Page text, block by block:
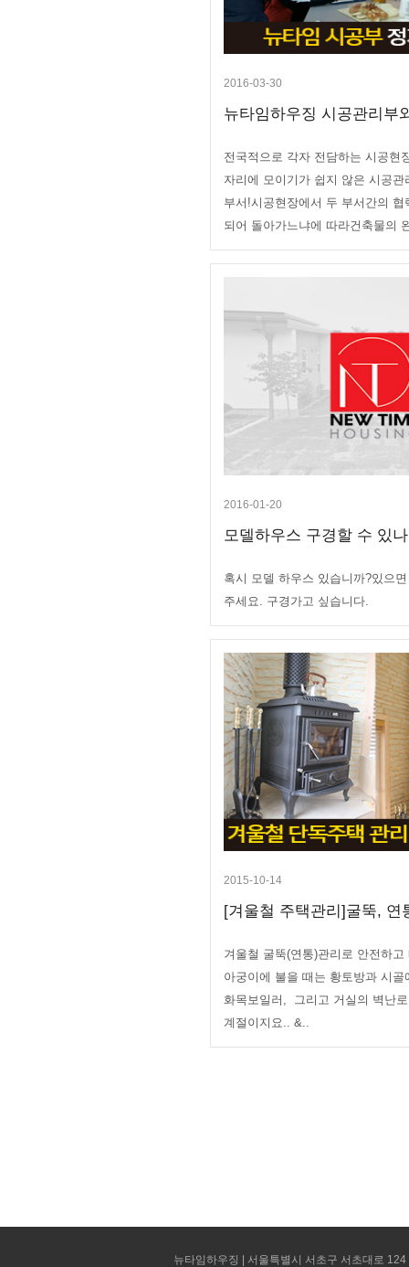
2016-03-30
뉴타임하우징 시공관리부
전국적으로 각자 전담하는 시공현
자리에 모이기가 쉽지 않은 시공
부서!시공현장에서 두 부서간의
되어 돌아가느냐에 따라건축물의
2016-01-20
모델하우스 구경할 수 있
혹시 모델 하우스 있습니까?있으
주세요. 구경가고 싶습니다.
2015-10-14
[겨울철 주택관리]굴뚝, 연
겨울철 굴뚝(연통)관리로 안전하
아궁이에 불을 때는 황토방과 시
화목보일러, 그리고 거실의 벽난
계절이지요.. &..
뉴타임하우징 | 서울특별시 서초구 서초대로